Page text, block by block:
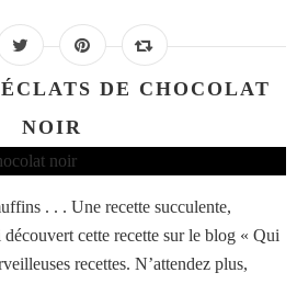
DE CHOCOLAT
NOIR
. . . Une recette succulente,
cette recette sur le blog « Qui
recettes. N’attendez plus,